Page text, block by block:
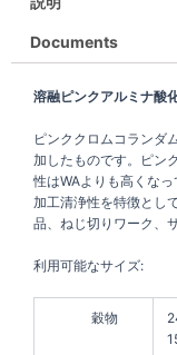
Documents
溶融ピンクアルミナ酸
ピンククロムコランダ
加したものです。ピン
性はWAよりも高くな
加工清浄性を特徴とし
品、ねじ切りワーク、
利用可能なサイズ:
穀物